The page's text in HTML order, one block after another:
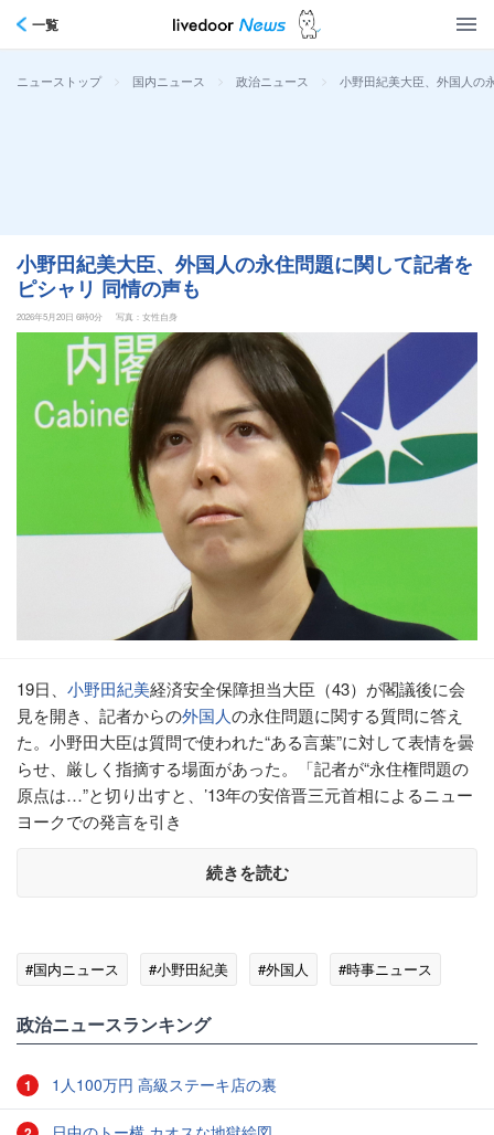
一覧
ニューストップ > 国内ニュース > 政治ニュース > 小野田紀美大臣、外国人の
小野田紀美大臣、外国人の永住問題に関して記者を
ピシャリ 同情の声も
2026年5月20日 6時0分 写真：女性自身
19日、 小野田紀美経済安全保障担当大臣（43）が閣議後に会
見を開き、記者からの外国人の永住問題に関する質問に答え
た。小野田大臣は質問で使われた“ある言葉”に対して表情を曇
らせ、厳しく指摘する場面があった。「記者が“永住権問題の
原点は…”と切り出すと、’13年の安倍晋三元首相によるニュー
ヨークでの発言を引き
続きを読む
#国内ニュース #小野田紀美 #外国人 #時事ニュース
政治ニュースランキング
1 1人100万円 高級ステーキ店の裏